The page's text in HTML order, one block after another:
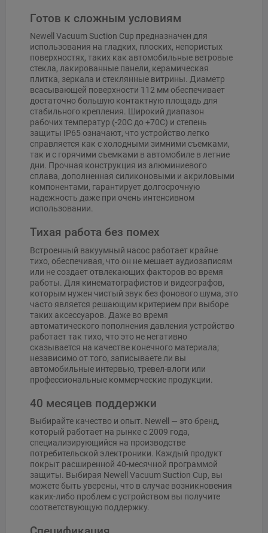
Готов к сложным условиям
Newell Vacuum Suction Cup предназначен для
использования на гладких, плоских, непористых
поверхностях, таких как автомобильные ветровые
стекла, лакированные панели, керамическая
плитка, зеркала и стеклянные витрины. Диаметр
всасывающей поверхности 112 мм обеспечивает
достаточно большую контактную площадь для
стабильного крепления. Широкий диапазон
рабочих температур (-20C до +70C) и степень
защиты IP65 означают, что устройство легко
справляется как с холодными зимними съемками,
так и с горячими съемками в автомобиле в летние
дни. Прочная конструкция из алюминиевого
сплава, дополненная силиконовыми и акриловыми
компонентами, гарантирует долгосрочную
надежность даже при очень интенсивном
использовании.
Тихая работа без помех
Встроенный вакуумный насос работает крайне
тихо, обеспечивая, что он не мешает аудиозаписям
или не создает отвлекающих факторов во время
работы. Для кинематографистов и видеографов,
которым нужен чистый звук без фонового шума, это
часто является решающим критерием при выборе
таких аксессуаров. Даже во время
автоматического пополнения давления устройство
работает так тихо, что это не негативно
сказывается на качестве конечного материала;
независимо от того, записываете ли вы
автомобильные интервью, тревел-влоги или
профессиональные коммерческие продукции.
40 месяцев поддержки
Выбирайте качество и опыт. Newell — это бренд,
который работает на рынке с 2009 года,
специализирующийся на производстве
потребительской электроники. Каждый продукт
покрыт расширенной 40-месячной программой
защиты. Выбирая Newell Vacuum Suction Cup, вы
можете быть уверены, что в случае возникновения
каких-либо проблем с устройством вы получите
соответствующую поддержку.